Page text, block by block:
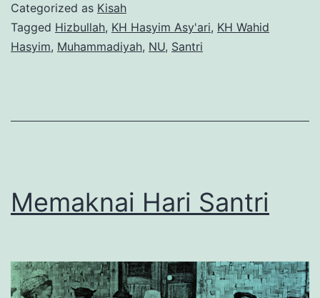
Fatwa
Categorized as Kisah
Tagged Hizbullah, KH Hasyim Asy'ari, KH Wahid
Hasyim, Muhammadiyah, NU, Santri
Memaknai Hari Santri